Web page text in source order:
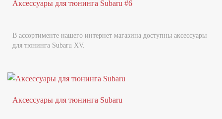
Аксессуары для тюнинга Subaru #6
В ассортименте нашего интернет магазина доступны аксессуары
для тюнинга Subaru XV.
Аксессуары для тюнинга Subaru